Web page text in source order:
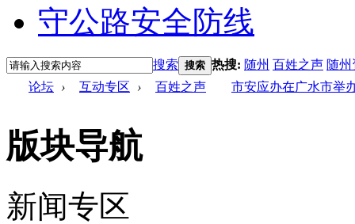
搜索 搜索 热搜: 随州 百姓之声 随
论坛 › 互动专区 › 百姓之声 市安应办在广水市举
版块导航
新闻专区